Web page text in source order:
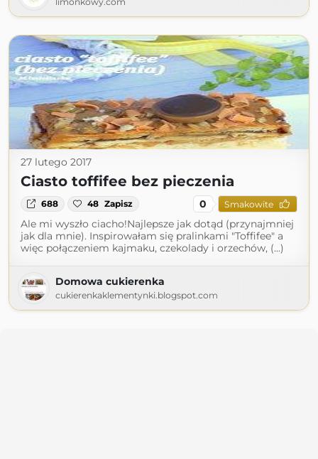
27 lutego 2017
Ciasto toffifee bez pieczenia
688 48 Zapisz 0 Smakowite
Ale mi wyszło ciacho!Najlepsze jak dotąd (przynajmniej
jak dla mnie). Inspirowałam się pralinkami "Toffifee" a
więc połączeniem kajmaku, czekolady i orzechów, (...)
Domowa cukierenka
cukierenkaklementynki.blogspot.com